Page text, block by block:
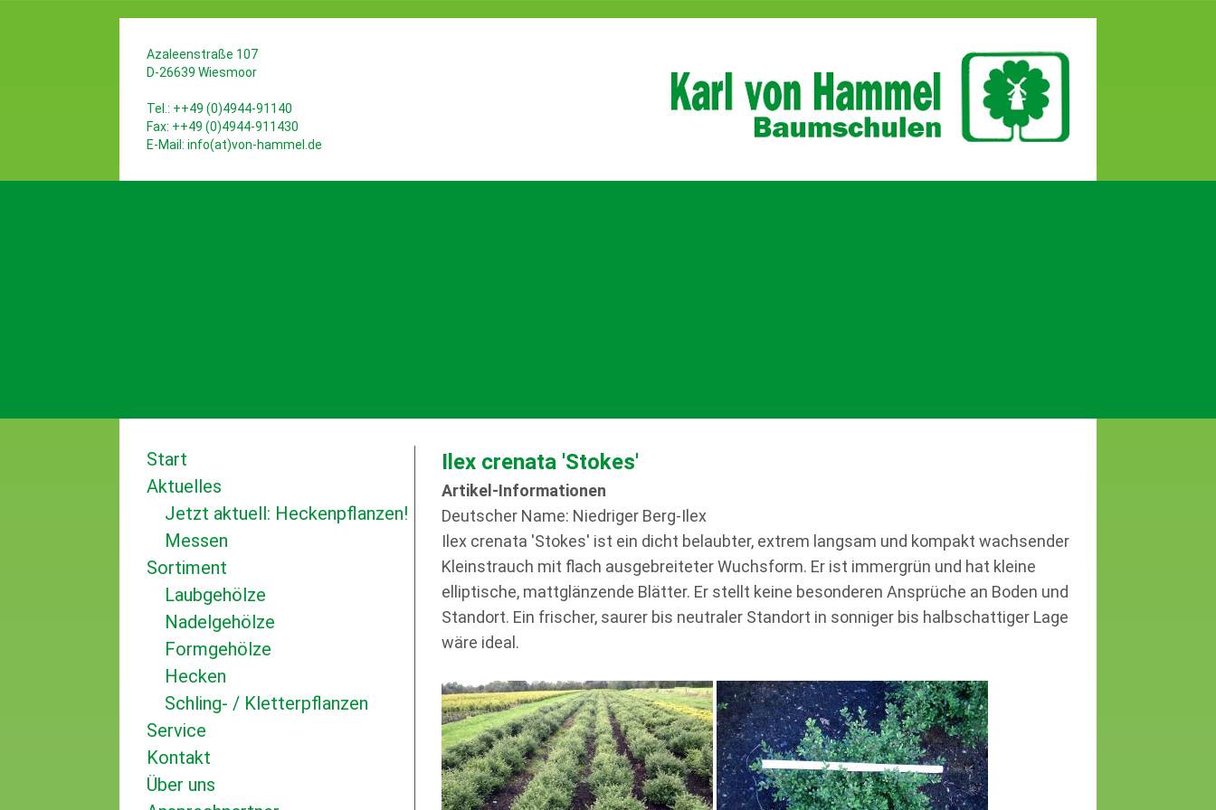
Azaleenstraße 107
D-26639 Wiesmoor
Tel.: ++49 (0)4944-91140
Fax: ++49 (0)4944-911430
E-Mail: info(at)von-hammel.de
Ilex crenata 'Stokes'
Artikel-Informationen
Deutscher Name: Niedriger Berg-Ilex
Ilex crenata 'Stokes' ist ein dicht belaubter, extrem langsam und kompakt wachsender
Kleinstrauch mit flach ausgebreiteter Wuchsform. Er ist immergrün und hat kleine
elliptische, mattglänzende Blätter. Er stellt keine besonderen Ansprüche an Boden und
Standort. Ein frischer, saurer bis neutraler Standort in sonniger bis halbschattiger Lage
wäre ideal.
Start
Aktuelles
Jetzt aktuell: Heckenpflanzen!
Messen
Sortiment
Laubgehölze
Nadelgehölze
Formgehölze
Hecken
Schling- / Kletterpflanzen
Service
Kontakt
Über uns